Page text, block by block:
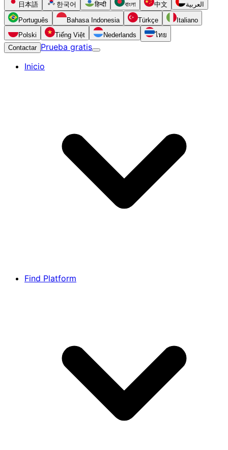
日本語
한국어 हिन्दी বাংলা 中文 العربية
Português Bahasa Indonesia Türkçe
Italiano
Polski
Tiếng Việt Nederlands
ไทย
Contactar Prueba gratis
Inicio
Find Platform